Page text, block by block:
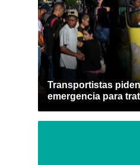
Transportistas
emergencia para